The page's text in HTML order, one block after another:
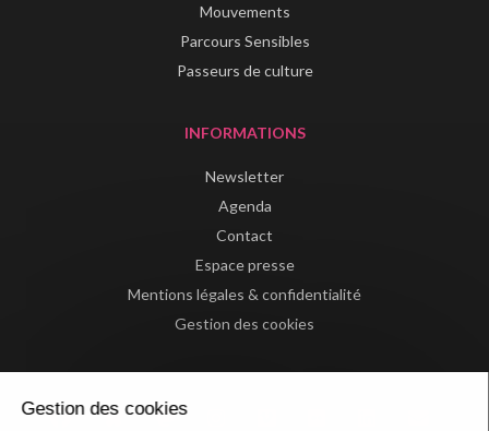
Mouvements
Parcours Sensibles
Passeurs de culture
INFORMATIONS
Newsletter
Agenda
Contact
Espace presse
Mentions légales & confidentialité
Gestion des cookies
Gestion des cookies